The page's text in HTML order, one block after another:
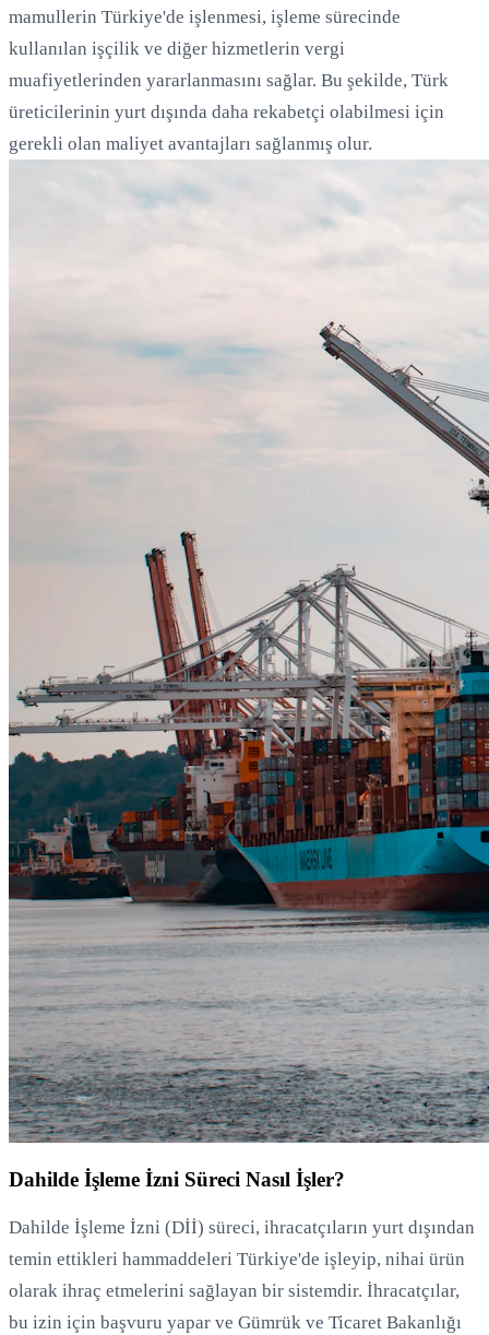
mamullerin Türkiye'de işlenmesi, işleme sürecinde
kullanılan işçilik ve diğer hizmetlerin vergi
muafiyetlerinden yararlanmasını sağlar. Bu şekilde, Türk
üreticilerinin yurt dışında daha rekabetçi olabilmesi için
gerekli olan maliyet avantajları sağlanmış olur.
Dahilde İşleme İzni Süreci Nasıl İşler?
Dahilde İşleme İzni (Dİİ) süreci, ihracatçıların yurt dışından
temin ettikleri hammaddeleri Türkiye'de işleyip, nihai ürün
olarak ihraç etmelerini sağlayan bir sistemdir. İhracatçılar,
bu izin için başvuru yapar ve Gümrük ve Ticaret Bakanlığı